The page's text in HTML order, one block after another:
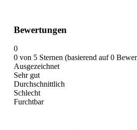
Bewertungen
0
0 von 5 Sternen (basierend auf 0
Ausgezeichnet
Sehr gut
Durchschnittlich
Schlecht
Furchtbar